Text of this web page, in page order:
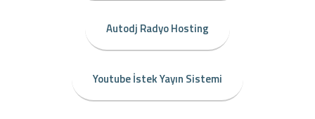
Autodj Radyo Hosting
Youtube İstek Yayın Sistemi